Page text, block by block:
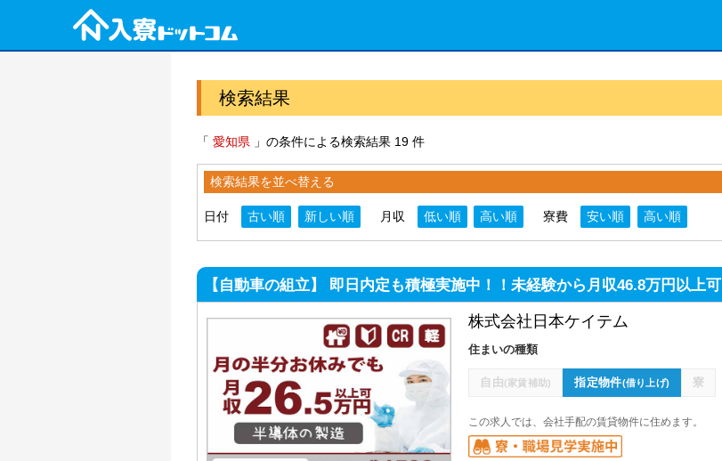
検索結果
「 愛知県 」の条件による検索結果 19 件
検索結果を並べ替える
日付 古い順 新しい順 月収 低い順 高い順 寮費 安い順 高い順
【自動車の組立】 即日内定も積極実施中！！未経験から月収46.8万円以上可
株式会社日本ケイテム
住まいの種類
自由(家賃補助) 指定物件(借り上げ) 寮
この求人では、会社手配の賃貸物件に住めます。